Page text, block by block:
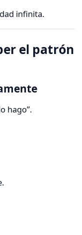
infinita.
el patrón
hago”.